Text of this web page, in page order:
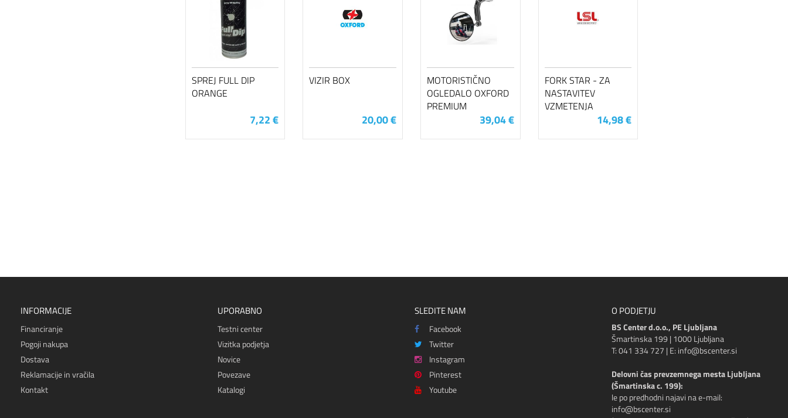
SPREJ FULL DIP
ORANGE
7,22 €
VIZIR BOX
20,00 €
MOTORISTIČNO
OGLEDALO OXFORD
PREMIUM
39,04 €
FORK STAR - ZA
NASTAVITEV
VZMETENJA
14,98 €
INFORMACIJE
Financiranje
Pogoji nakupa
Dostava
Reklamacije in vračila
Kontakt
UPORABNO
Testni center
Vizitka podjetja
Novice
Povezave
Katalogi
SLEDITE NAM
Facebook
Twitter
Instagram
Pinterest
Youtube
O PODJETJU
BS Center d.o.o., PE Ljubljana
Šmartinska 199 | 1000 Ljubljana
T: 041 334 727 | E: info@bscenter.si
Delovni čas prevzemnega mesta Ljubljana
(Šmartinska c. 199):
le po predhodni najavi na e-mail:
info@bscenter.si